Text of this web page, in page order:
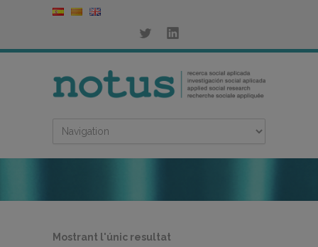
Mostrant l'únic resultat